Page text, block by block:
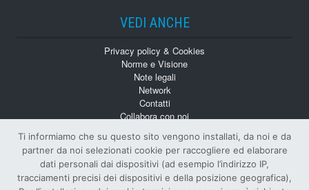
VEDI ANCHE
Privacy policy & Cookies
Norme e Visione
Note legali
Network
Contatti
Collabora con noi
Numeri Arretrati
Ti informiamo che su questo sito vengono installati, da noi e da
partner da noi selezionati cookie per raccogliere ed elaborare
dati personali dai dispositivi (ad esempio l’indirizzo IP,
tracciamenti precisi dei dispositivi e della posizione geografica),